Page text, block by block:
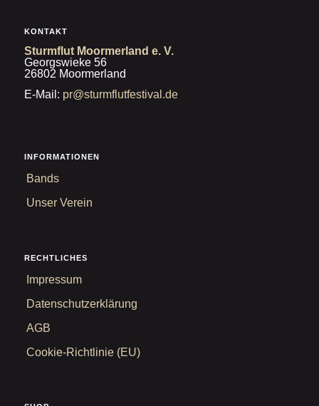
KONTAKT
Sturmflut Moormerland e. V.
Georgswieke 56
26802 Moormerland
E-Mail: pr@sturmflutfestival.de
INFORMATIONEN
Bands
Unser Verein
RECHTLICHES
Impressum
Datenschutzerklärung
AGB
Cookie-Richtlinie (EU)